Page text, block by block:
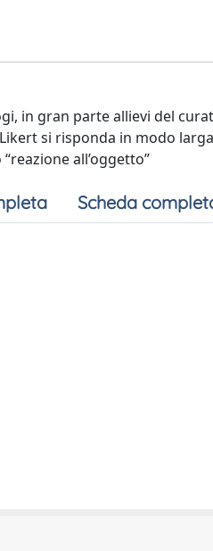
in gran parte allievi del
si risponda in modo
all’oggetto”
Scheda